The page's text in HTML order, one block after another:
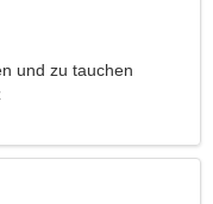
und zu tauchen